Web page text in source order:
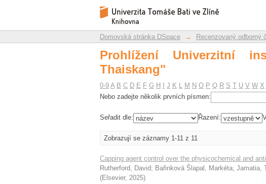
Prohlížení Univerzitní
Repozitář DSpace/Manakin
Domovská stránka DSpace → Recenzovaný odborný
Prohlížení Univerzitní
Thaiskang"
0-9 A B C D E F G H J K L M N O P Q R S T U V W X
Nebo zadejte několik prvních písmen:
Seřadit dle: Řazení:
Zobrazují se záznamy 1-11 z 11
Capping agent control over the physicochemical and
Rutherford, David; Bařinková Šlapal, Markéta; Jamatia,
(Elsevier, 2025)